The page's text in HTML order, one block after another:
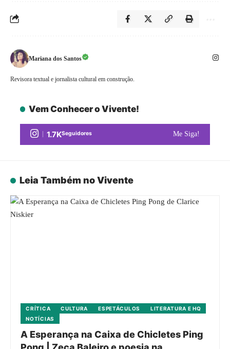
Mariana dos Santos
Revisora textual e jornalista cultural em construção.
Vem Conhecer o Vivente!
1.7KSeguidores Me Siga!
Leia Também no Vivente
CRÍTICA CULTURA ESPETÁCULOS
LITERATURA E HQ
NOTÍCIAS
A Esperança na Caixa de Chicletes Ping